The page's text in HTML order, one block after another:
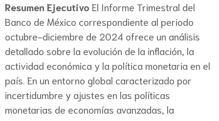
Resumen Ejecutivo El Informe Trimestral del
Banco de México correspondiente al periodo
octubre-diciembre de 2024 ofrece un análisis
detallado sobre la evolución de la inflación, la
actividad económica y la política monetaria en el
país. En un entorno global caracterizado por
incertidumbre y ajustes en las políticas
monetarias de economías avanzadas, la